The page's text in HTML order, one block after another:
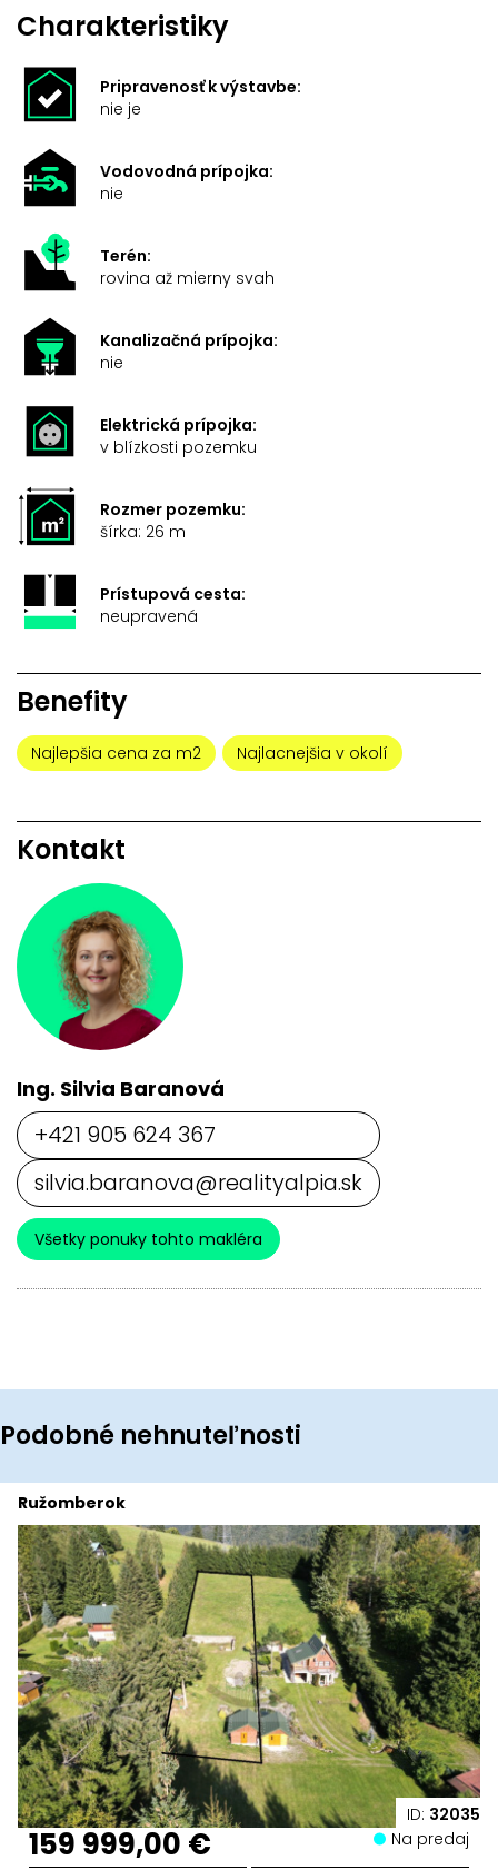
Charakteristiky
Pripravenosť k výstavbe:
nie je
Vodovodná prípojka:
nie
Terén:
rovina až mierny svah
Kanalizačná prípojka:
nie
Elektrická prípojka:
v blízkosti pozemku
Rozmer pozemku:
šírka: 26 m
Prístupová cesta:
neupravená
Benefity
Najlepšia cena za m2 Najlacnejšia v okolí
Kontakt
Ing. Silvia Baranová
+421 905 624 367
silvia.baranova@realityalpia.sk
Všetky ponuky tohto makléra
Podobné nehnuteľnosti
ID: 32035
Ružomberok
159 999,00 € Na predaj